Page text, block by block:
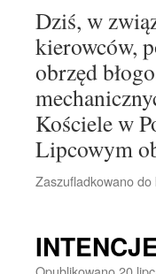
Dziś, w
kierowców,
obrzęd
Kościele w
Lipcowym
Zaszufladkowano do